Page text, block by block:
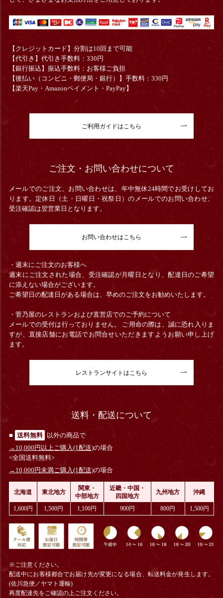
【クレジットカード】分割は10回まで可能
【代引き】代引き手数料：330円
【銀行振込】振込手数料：お客様ご負担
【後払い（コンビニ・郵便局・銀行）】手数料：330円
【楽天Pay・Amazonペイメント・PayPay】
ご利用ガイドはこちら
ご注文・お問い合わせについて
メールでのご注文、お問い合わせは、年中無休24時間でお受けしてお
ります。定休日（土・日曜日・祝祭日）のメールでのお問い合わせ、
受注確認は翌営業日となります。
お問い合わせはこちら
・週末にご注文のお客様へ
週末にご注文された場合、受注確認が月曜日となり、配達日のご希望
に添えない場合がございます。
ご希望日の配達日がある場合は、早めのご注文をお勧めいたします。
・菅乃屋のレストランおよび直営店でのご予約について
メールでの受付は行っておりません。 ご用命の際は、誠に恐れ入りま
すが、直接店舗にお電話でお問合せいただきますようお願い申し上げ
ます。
レストランサイトはこちら
送料・配送について
■ 送料無料
以外の商品で
→10,000円以上ご購入(1配送)の場合
<全国送料無料>
→10,000円未満ご購入(1配送)の場合
北海道 東北地方
関東・
中部地方
近畿・中国・
四国地方
九州地方 沖縄
1,600円 1,500円 1,100円 900円 800円 1,500円
※ご注意ください。
配送中にお客様都合でお届け先が変更になる場合、 転送料金が発生します。
(佐川急便／ヤマト運輸)
再度配達先をご確認の上ご注文ください。